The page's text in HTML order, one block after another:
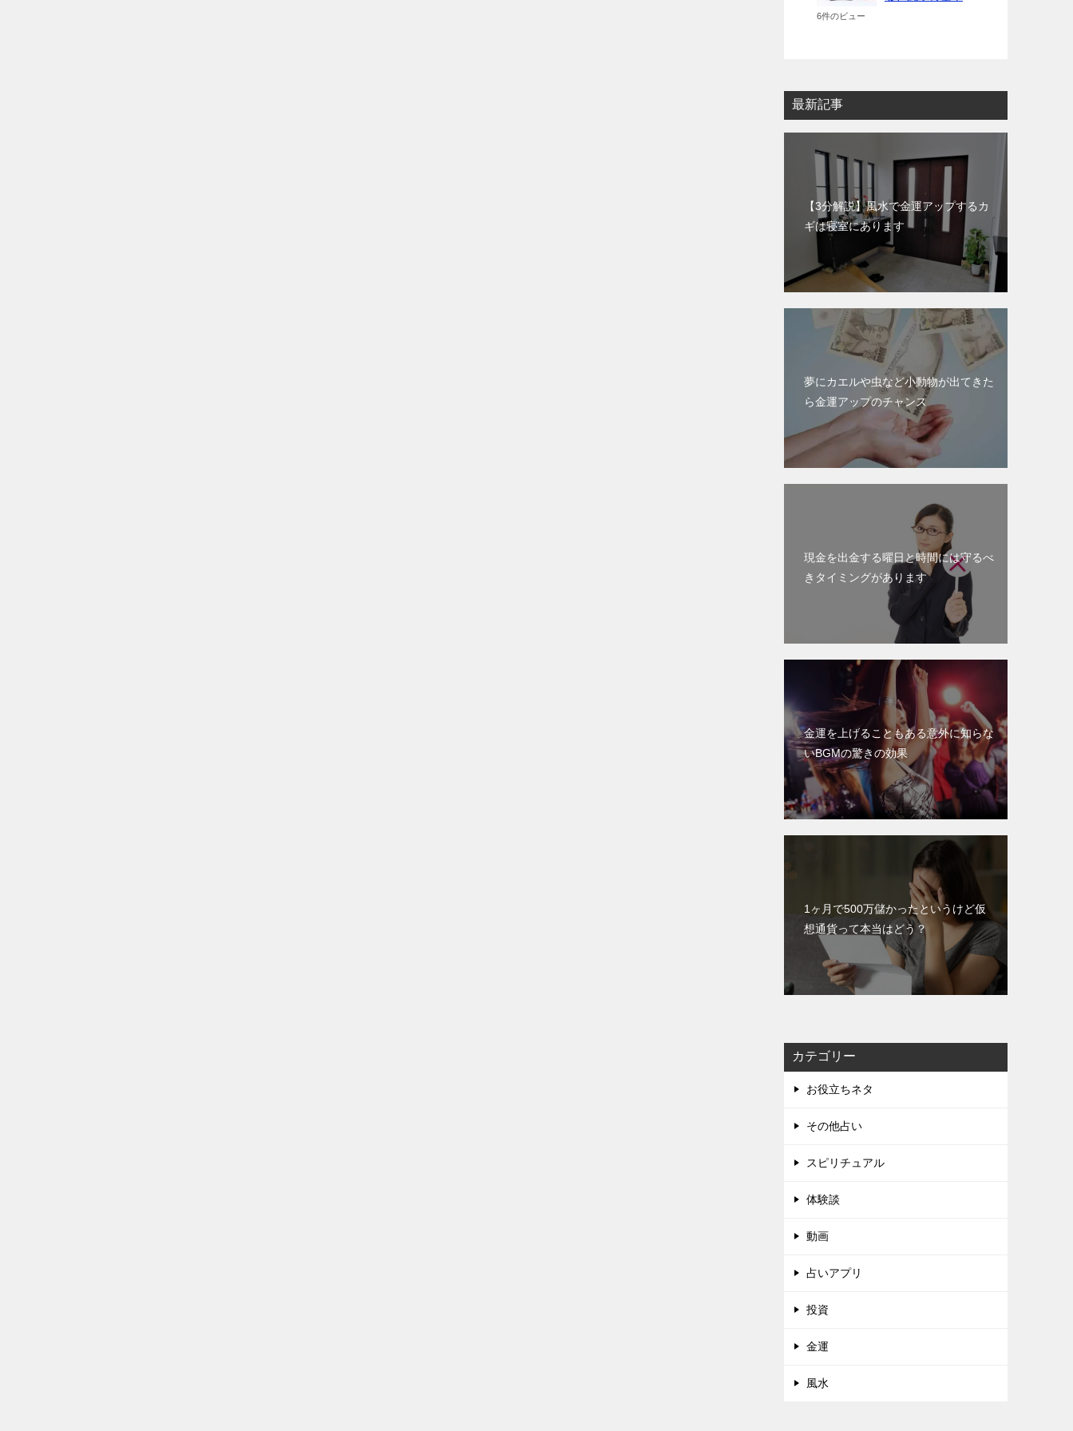
6件のビュー
最新記事
【3分解説】風水で金運アップするカ
ギは寝室にあります
夢にカエルや虫など小動物が出てきた
ら金運アップのチャンス
現金を出金する曜日と時間には守るべ
きタイミングがあります
金運を上げることもある意外に知らな
いBGMの驚きの効果
1ヶ月で500万儲かったというけど仮
想通貨って本当はどう？
カテゴリー
お役立ちネタ
その他占い
スピリチュアル
体験談
動画
占いアプリ
投資
金運
風水